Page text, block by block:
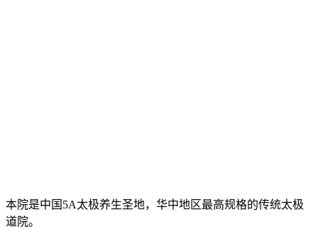
本院是中国5A太极养生圣地，华中地区最高规格的传统太极
道院。